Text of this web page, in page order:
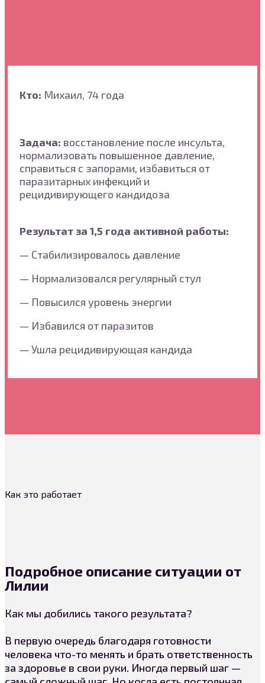
Кто: Михаил, 74 года
Задача: восстановление после инсульта,
нормализовать повышенное давление,
справиться с запорами, избавиться от
паразитарных инфекций и
рецидивирующего кандидоза
Результат за 1,5 года активной работы:
— Стабилизировалось давление
— Нормализовался регулярный стул
— Повысился уровень энергии
— Избавился от паразитов
— Ушла рецидивирующая кандида
Как это работает
Подробное описание ситуации от
Лилии
Как мы добились такого результата?
В первую очередь благодаря готовности
человека что-то менять и брать ответственность
за здоровье в свои руки. Иногда первый шаг —